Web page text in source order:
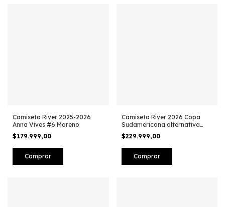
Camiseta River 2025-2026
Anna Vives #6 Moreno
$179.999,00
Comprar
Camiseta River 2026 Copa
Sudamericana alternativa
#10 Quintero
$229.999,00
Comprar